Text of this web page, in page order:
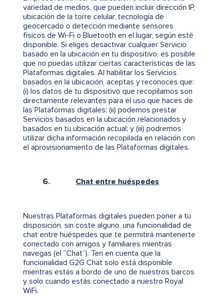
variedad de medios, que pueden incluir dirección IP,
ubicación de la torre celular, tecnología de
geocercado o detección mediante sensores
físicos de Wi-Fi o Bluetooth en el lugar, según esté
disponible. Si eliges desactivar cualquier Servicio
basado en la ubicación en tu dispositivo, es posible
que no puedas utilizar ciertas características de las
Plataformas digitales. Al habilitar los Servicios
basados en la ubicación, aceptas y reconoces que:
(i) los datos de tu dispositivo que recopilamos son
directamente relevantes para el uso que haces de
las Plataformas digitales; (ii) podemos prestar
Servicios basados en la ubicación relacionados y
basados en tu ubicación actual; y (iii) podremos
utilizar dicha información recopilada en relación con
el aprovisionamiento de las Plataformas digitales.
6. Chat entre huéspedes
Nuestras Plataformas digitales pueden poner a tu
disposición, sin coste alguno, una funcionalidad de
chat entre huéspedes que te permitirá mantenerte
conectado con amigos y familiares mientras
navegas (el “Chat”). Ten en cuenta que la
funcionalidad G2G Chat solo está disponible
mientras estás a bordo de uno de nuestros barcos
y solo cuando estás conectado a nuestro Royal
WiFi.